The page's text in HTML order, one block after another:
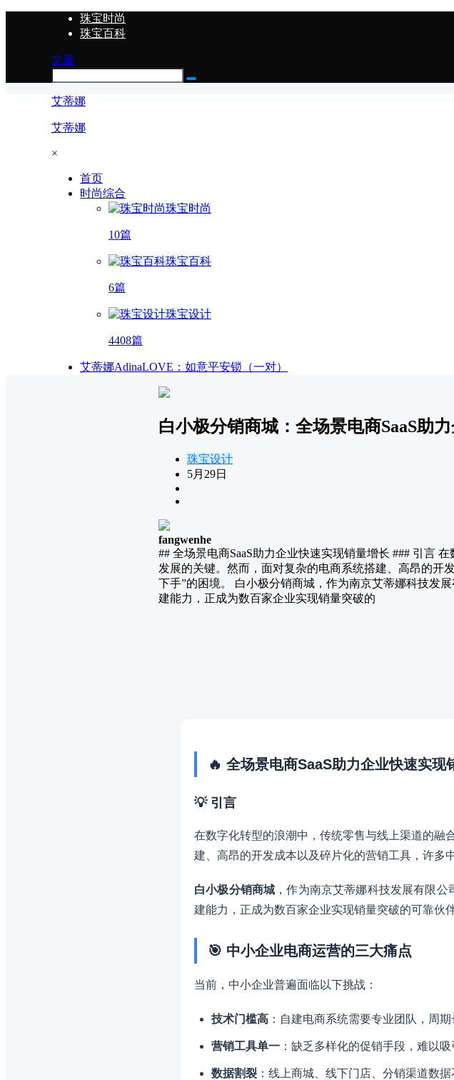
珠宝时尚
珠宝百科
文章
艾蒂娜
艾蒂娜
×
首页
时尚综合
珠宝时尚
10篇
珠宝百科
6篇
珠宝设计
4408篇
艾蒂娜AdinaLOVE：如意平安锁（一对）
白小极分销商城：全场景电商SaaS助
珠宝设计
5月29日
fangwenhe
## 全场景电商SaaS助力企业快速实现销量增长 ### 引言
发展的关键。然而，面对复杂的电商系统搭建、高昂的开
下手”的困境。 白小极分销商城，作为南京艾蒂娜科技发
建能力，正成为数百家企业实现销量突破的
🔥 全场景电商SaaS助力企业快速实现
💡 引言
在数字化转型的浪潮中，传统零售与线上渠道的融
建、高昂的开发成本以及碎片化的营销工具，许多
白小极分销商城 ，作为南京艾蒂娜科技发展有限
建能力，正成为数百家企业实现销量突破的可靠伙伴
🎯 中小企业电商运营的三大痛点
当前，中小企业普遍面临以下挑战：
技术门槛高 ：自建电商系统需要专业团队，周
营销工具单一 ：缺乏多样化的促销手段，难以
数据割裂 ：线上商城、线下门店、分销渠道数